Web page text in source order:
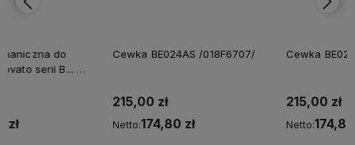
Cewka BE024AS /018F6707/
Netto:
Cewka BE024DS /018F6757/
Netto: